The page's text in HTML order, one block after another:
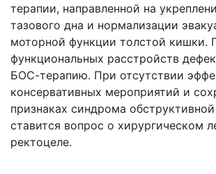
терапии, направленной на
тазового дна и нормализации
моторной функции толстой кишки.
функциональных расстройств
БОС-терапию. При отсутствии
консервативных мероприятий и
признаках синдрома
ставится вопрос о хирургическом
ректоцеле.